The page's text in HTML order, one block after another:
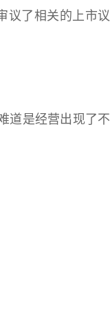
议了相关的上市议
道是经营出现了不